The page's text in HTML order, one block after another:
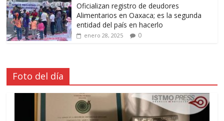
Oficializan registro de deudores
Alimentarios en Oaxaca; es la segunda
entidad del país en hacerlo
enero 28, 2025 0
Foto del día